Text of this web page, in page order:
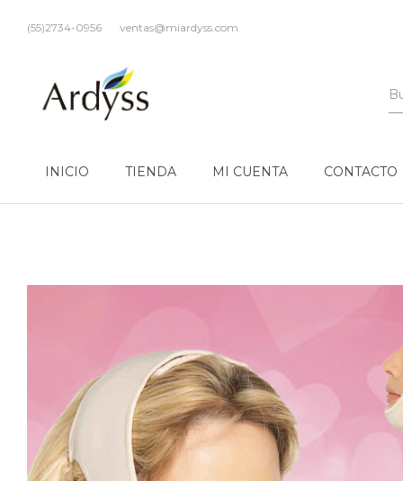
(55)2734-0956 ventas@miardyss.com
INICIO TIENDA MI CUENTA CONTACTO